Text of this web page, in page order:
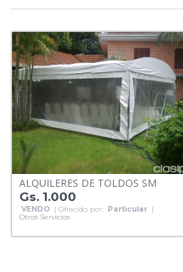
ALQUILERES DE TOLDOS SM
Gs. 1.000
VENDO | Ofrecido por: Particular |
Otros Servicios